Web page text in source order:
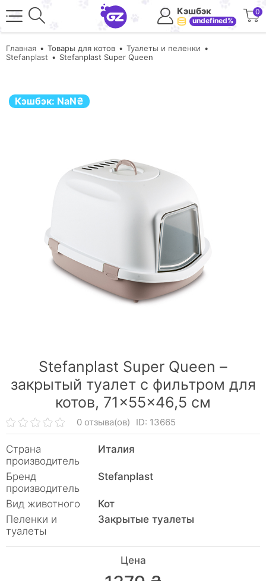
Кэшбэк
undefined%
0
Главная Товары для котов
Туалеты и пеленки
Stefanplast
Stefanplast Super Queen
Кэшбэк: NaN₴
Stefanplast Super Queen –
закрытый туалет с фильтром для
котов, 71×55×46,5 см
0 отзыва(ов) ID: 13665
Страна
производитель
Италия
Бренд
производитель
Stefanplast
Вид животного
Кот
Пеленки и
туалеты
Закрытые туалеты
Цена